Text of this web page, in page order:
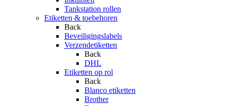
Tankstation rollen
Etiketten & toebehoren
Back
Beveiligingslabels
Verzendetiketten
Back
DHL
Etiketten op rol
Back
Blanco etiketten
Brother